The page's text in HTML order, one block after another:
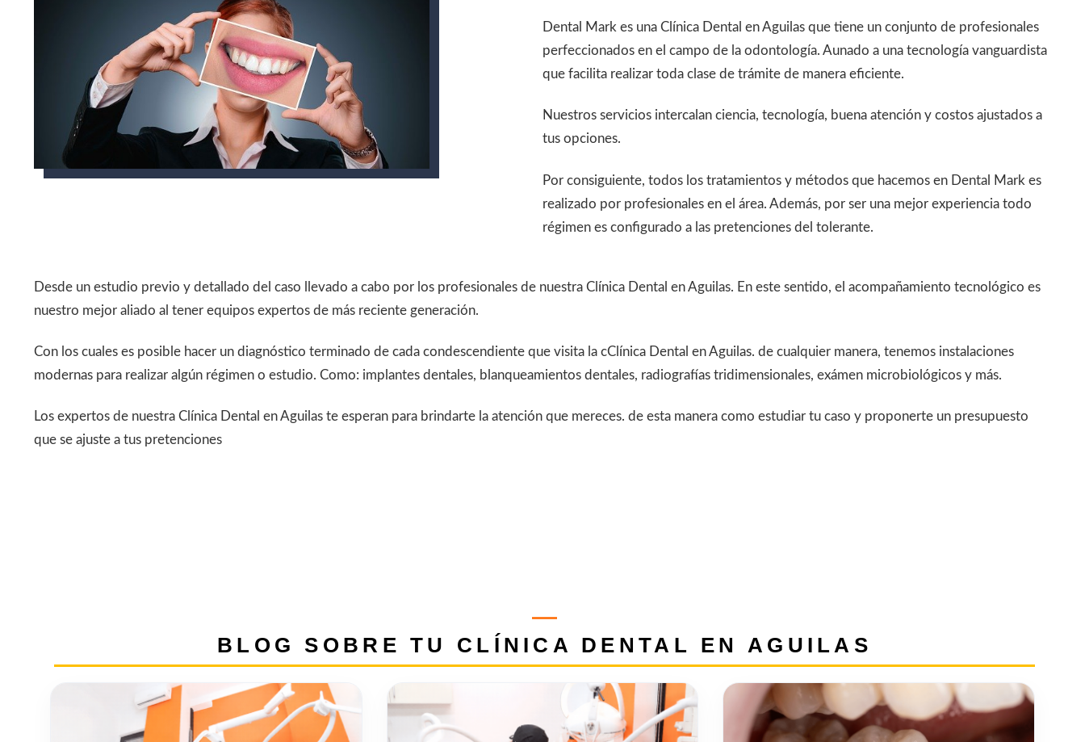
Dental Mark es una Clínica Dental en Aguilas que tiene un conjunto de profesionales
perfeccionados en el campo de la odontología. Aunado a una tecnología vanguardista
que facilita realizar toda clase de trámite de manera eficiente.
Nuestros servicios intercalan ciencia, tecnología, buena atención y costos ajustados a
tus opciones.
Por consiguiente, todos los tratamientos y métodos que hacemos en Dental Mark es
realizado por profesionales en el área. Además, por ser una mejor experiencia todo
régimen es configurado a las pretenciones del tolerante.
Desde un estudio previo y detallado del caso llevado a cabo por los profesionales de nuestra Clínica Dental en Aguilas. En este sentido, el acompañamiento tecnológico es
nuestro mejor aliado al tener equipos expertos de más reciente generación.
Con los cuales es posible hacer un diagnóstico terminado de cada condescendiente que visita la cClínica Dental en Aguilas. de cualquier manera, tenemos instalaciones
modernas para realizar algún régimen o estudio. Como: implantes dentales, blanqueamientos dentales, radiografías tridimensionales, exámen microbiológicos y más.
Los expertos de nuestra Clínica Dental en Aguilas te esperan para brindarte la atención que mereces. de esta manera como estudiar tu caso y proponerte un presupuesto
que se ajuste a tus pretenciones
BLOG SOBRE TU CLÍNICA DENTAL EN AGUILAS